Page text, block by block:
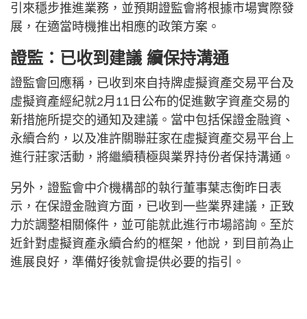
引來穩步推進業務，並預期證監會將根據市場實際發
展，在適當時機推出相應的政策方案。
證監：已收到建議 續保持溝通
證監會回應稱，已收到來自持牌虛擬資產交易平台及
虛擬資產經紀就2月11日公布的促進數字資產交易的
新措施所提交的通知及建議。當中包括保證金融資、
永續合約，以及准許關聯莊家在虛擬資產交易平台上
進行莊家活動，將繼續積極與業界持份者保持溝通。
另外，證監會中介機構部的執行董事葉志衡昨日表
示，在保證金融資方面，已收到一些業界建議，正致
力於調整相關條件，並可能就此進行市場諮詢。至於
近針對虛擬資產永續合約的框架，他說，到目前為止
進展良好，準備好後就會提供必要的指引。